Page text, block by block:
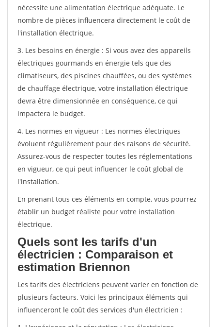
nécessite une alimentation électrique adéquate. Le
nombre de pièces influencera directement le coût de
l'installation électrique.
3. Les besoins en énergie : Si vous avez des appareils
électriques gourmands en énergie tels que des
climatiseurs, des piscines chauffées, ou des systèmes
de chauffage électrique, votre installation électrique
devra être dimensionnée en conséquence, ce qui
impactera le budget.
4. Les normes en vigueur : Les normes électriques
évoluent régulièrement pour des raisons de sécurité.
Assurez-vous de respecter toutes les réglementations
en vigueur, ce qui peut influencer le coût global de
l'installation.
En prenant tous ces éléments en compte, vous pourrez
établir un budget réaliste pour votre installation
électrique.
Quels sont les tarifs d'un
électricien : Comparaison et
estimation Briennon
Les tarifs des électriciens peuvent varier en fonction de
plusieurs facteurs. Voici les principaux éléments qui
influenceront le coût des services d'un électricien :